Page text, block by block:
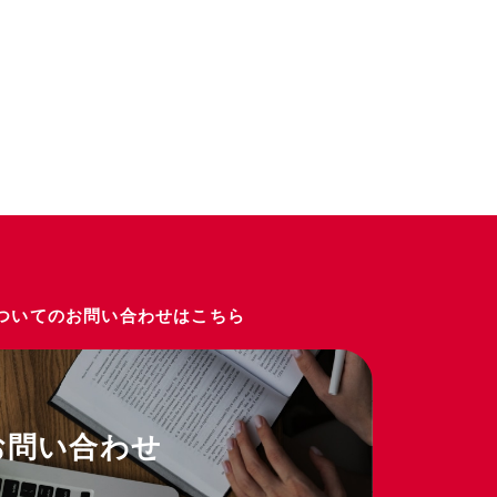
いてのお問い合わせはこちら
問い合わせ